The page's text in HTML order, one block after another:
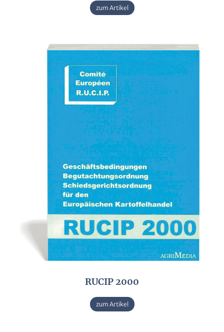
zum Artikel
RUCIP 2000
zum Artikel